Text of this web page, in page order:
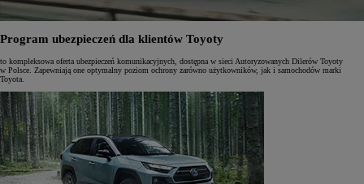
Program ubezpieczeń dla klientów Toyoty
to kompleksowa oferta ubezpieczeń komunikacyjnych, dostępna w sieci Autoryzowanych Dilerów Toyoty
w Polsce. Zapewniają one optymalny poziom ochrony zarówno użytkowników, jak i samochodów marki
Toyota.